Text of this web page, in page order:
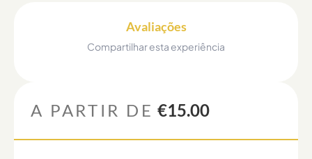
Avaliações
Compartilhar esta experiência
A PARTIR DE €15.00